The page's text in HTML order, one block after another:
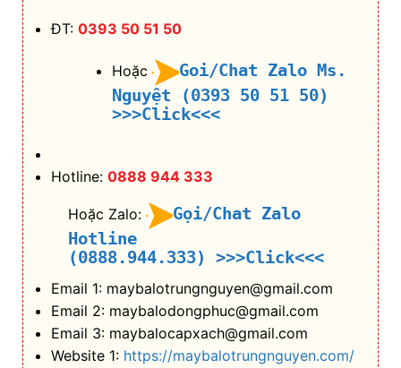
ĐT: 0393 50 51 50
Hoặc
Goi/Chat Zalo Ms.
Nguyệt (0393 50 51 50)
>>>Click<<<
Hotline: 0888 944 333
Hoặc Zalo:
Gọi/Chat Zalo
Hotline
(0888.944.333)
>>>Click<<<
Email 1: maybalotrungnguyen@gmail.com
Email 2: maybalodongphuc@gmail.com
Email 3: maybalocapxach@gmail.com
Website 1: https://maybalotrungnguyen.com/